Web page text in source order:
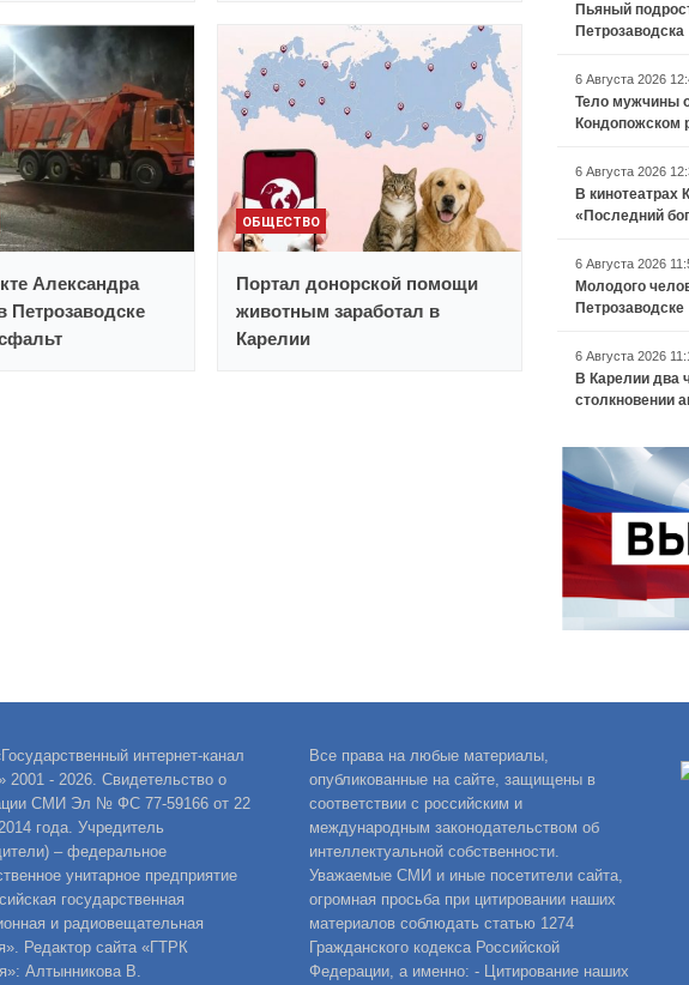
Александра
Петрозаводске
ОБЩЕСТВО
Портал донорской помощи
животным заработал в
Карелии
Пьяный
Петрозаводска
6 Августа 2026
Тело мужчины
Кондопожском
6 Августа 2026
В кинотеатрах
«Последний
6 Августа 2026
Молодого
Петрозаводске
6 Августа 2026
В Карелии два
столкновении
интернет-канал
2001 - 2026. Свидетельство о
СМИ Эл № ФС 77-59166 от 22
года. Учредитель
– федеральное
унитарное предприятие
государственная
и радиовещательная
Редактор сайта «ГТРК
Алтынникова В.
Все права на любые материалы,
опубликованные на сайте, защищены в
соответствии с российским и
международным законодательством об
интеллектуальной собственности.
Уважаемые СМИ и иные посетители сайта,
огромная просьба при цитировании наших
материалов соблюдать статью 1274
Гражданского кодекса Российской
Федерации, а именно: - Цитирование наших